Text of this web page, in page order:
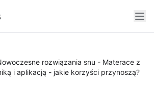
rozwiązania snu - Materace z
i aplikacją - jakie korzyści przynoszą?